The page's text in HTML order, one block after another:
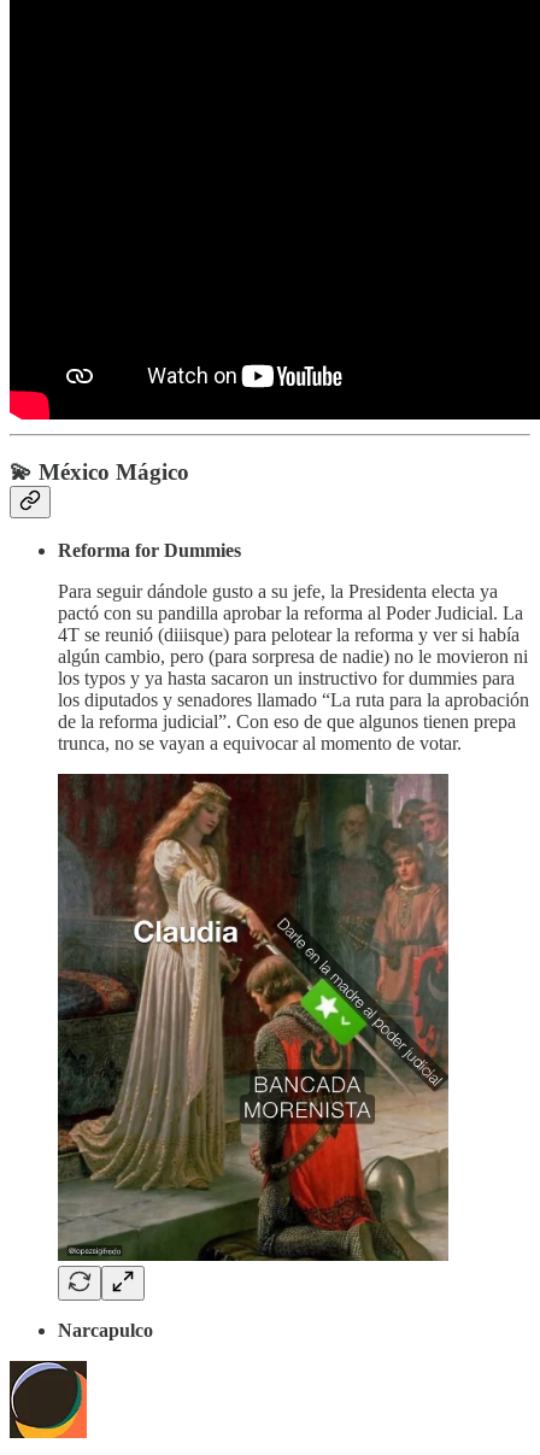
💫 México Mágico
Reforma for Dummies
Para seguir dándole gusto a su jefe, la Presidenta electa ya
pactó con su pandilla aprobar la reforma al Poder Judicial. La
4T se reunió (diiisque) para pelotear la reforma y ver si había
algún cambio, pero (para sorpresa de nadie) no le movieron ni
los typos y ya hasta sacaron un instructivo for dummies para
los diputados y senadores llamado “La ruta para la aprobación
de la reforma judicial”. Con eso de que algunos tienen prepa
trunca, no se vayan a equivocar al momento de votar.
Narcapulco